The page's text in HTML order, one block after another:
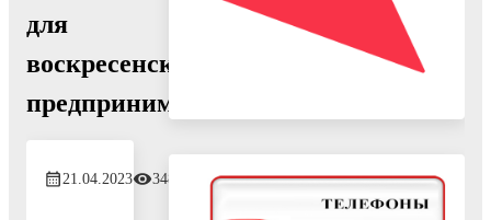
для
воскресенских
предпринимателей
21.04.2023 348